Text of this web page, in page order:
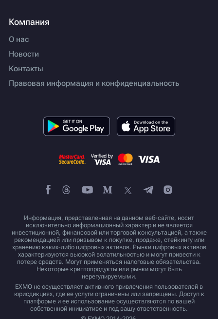
Компания
О нас
Новости
Контакты
Правовая информация и конфиденциальность
Информация, представленная на данном веб-сайте, носит
исключительно информационный характер и не является
инвестиционной, финансовой или торговой консультацией, а также
рекомендацией или призывом к покупке, продаже, стейкингу или
хранению каких-либо цифровых активов. Рынки цифровых активов
характеризуются высокой волатильностью и могут привести к
потере средств. Могут применяться налоговые обязательства.
Некоторые криптопродукты или рынки могут быть
нерегулируемыми.
EXMO не осуществляет активного привлечения пользователей в
юрисдикциях, где ее услуги ограничены или запрещены. Доступ к
платформе и ее использование осуществляются по вашей
собственной инициативе и под вашу ответственность.